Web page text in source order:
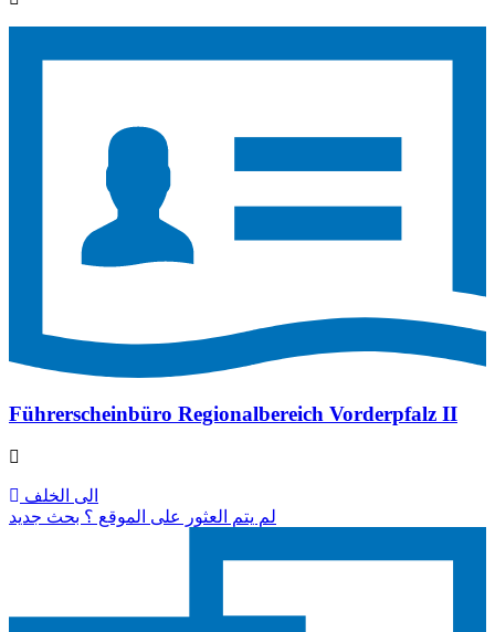
Führerscheinbüro Regionalbereich Vorderpfalz II
الى الخلف
لم يتم العثور على الموقع ؟ بحث جديد